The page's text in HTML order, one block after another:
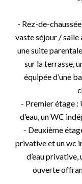
- Rez-de-
vaste séjour / salle
une suite
sur la terrasse,
équipée d’une
- Premier étage
d’eau, un WC
- Deuxième
privative et un wc
d’eau privative,
ouverte